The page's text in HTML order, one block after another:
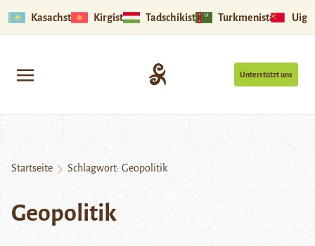
Kasachstan Kirgistan Tadschikistan Turkmenistan
Unterstützt uns
Startseite Schlagwort: Geopolitik
Geopolitik